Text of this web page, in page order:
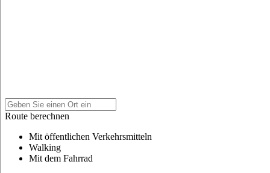
Route berechnen
Mit öffentlichen Verkehrsmitteln
Walking
Mit dem Fahrrad